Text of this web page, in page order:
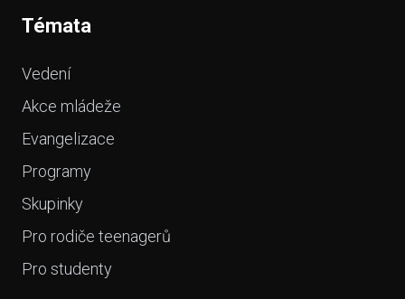
Témata
Vedení
Akce mládeže
Evangelizace
Programy
Skupinky
Pro rodiče teenagerů
Pro studenty